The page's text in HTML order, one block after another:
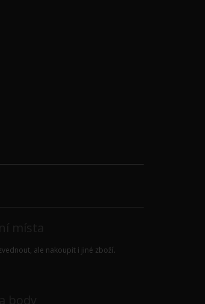
ale nakoupit i jiné zboží.